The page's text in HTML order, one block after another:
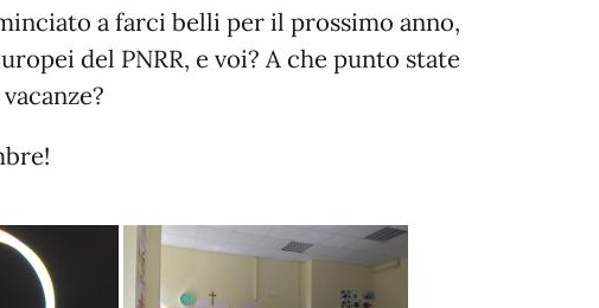
a farci belli per il prossimo anno,
del PNRR, e voi? A che punto state